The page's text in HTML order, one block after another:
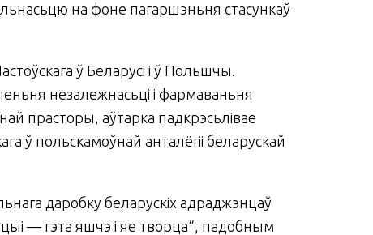
на фоне пагаршэньня стасункаў
ў Беларусі і ў Польшчы.
незалежнасьці і фармаваньня
прасторы, аўтарка падкрэсьлівае
ў польскамоўнай анталёгіі беларускай
даробку беларускіх адраджэнцаў
— гэта яшчэ і яе творца“, падобным